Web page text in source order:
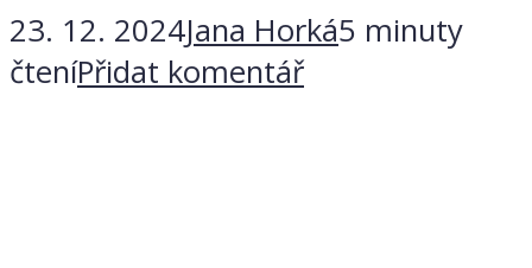
23. 12. 2024Jana Horká5 minuty
čteníPřidat komentář